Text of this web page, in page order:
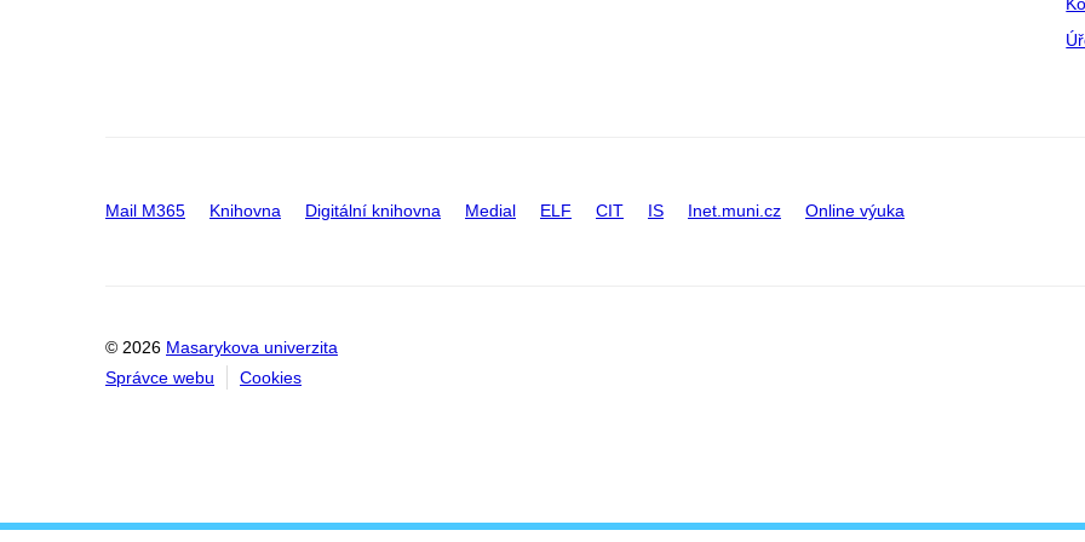
Mail M365 Knihovna Digitální knihovna Medial ELF CIT IS Inet.muni.cz Online výuka
© 2026 Masarykova univerzita
Správce webu
Cookies